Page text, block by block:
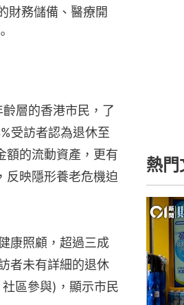
財務儲備、醫療開
層的香港市民，了
受訪者認為退休至
額的流動資產，更有
反映隱形養老危機迫
康照顧，超過三成
者未有詳細的退休
區參與)，顯示市民
熱門